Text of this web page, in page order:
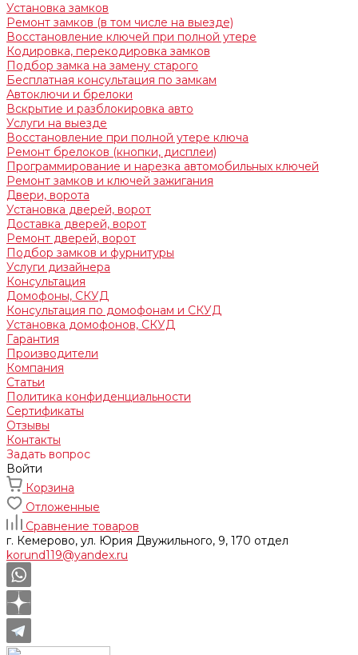
Установка замков
Ремонт замков (в том числе на выезде)
Восстановление ключей при полной утере
Кодировка, перекодировка замков
Подбор замка на замену старого
Бесплатная консультация по замкам
Автоключи и брелоки
Вскрытие и разблокировка авто
Услуги на выезде
Восстановление при полной утере ключа
Ремонт брелоков (кнопки, дисплеи)
Программирование и нарезка автомобильных ключей
Ремонт замков и ключей зажигания
Двери, ворота
Установка дверей, ворот
Доставка дверей, ворот
Ремонт дверей, ворот
Подбор замков и фурнитуры
Услуги дизайнера
Консультация
Домофоны, СКУД
Консультация по домофонам и СКУД
Установка домофонов, СКУД
Гарантия
Производители
Компания
Статьи
Политика конфиденциальности
Сертификаты
Отзывы
Контакты
Задать вопрос
Войти
Корзина
Отложенные
Сравнение товаров
г. Кемерово, ул. Юрия Двужильного, 9, 170 отдел
korund119@yandex.ru